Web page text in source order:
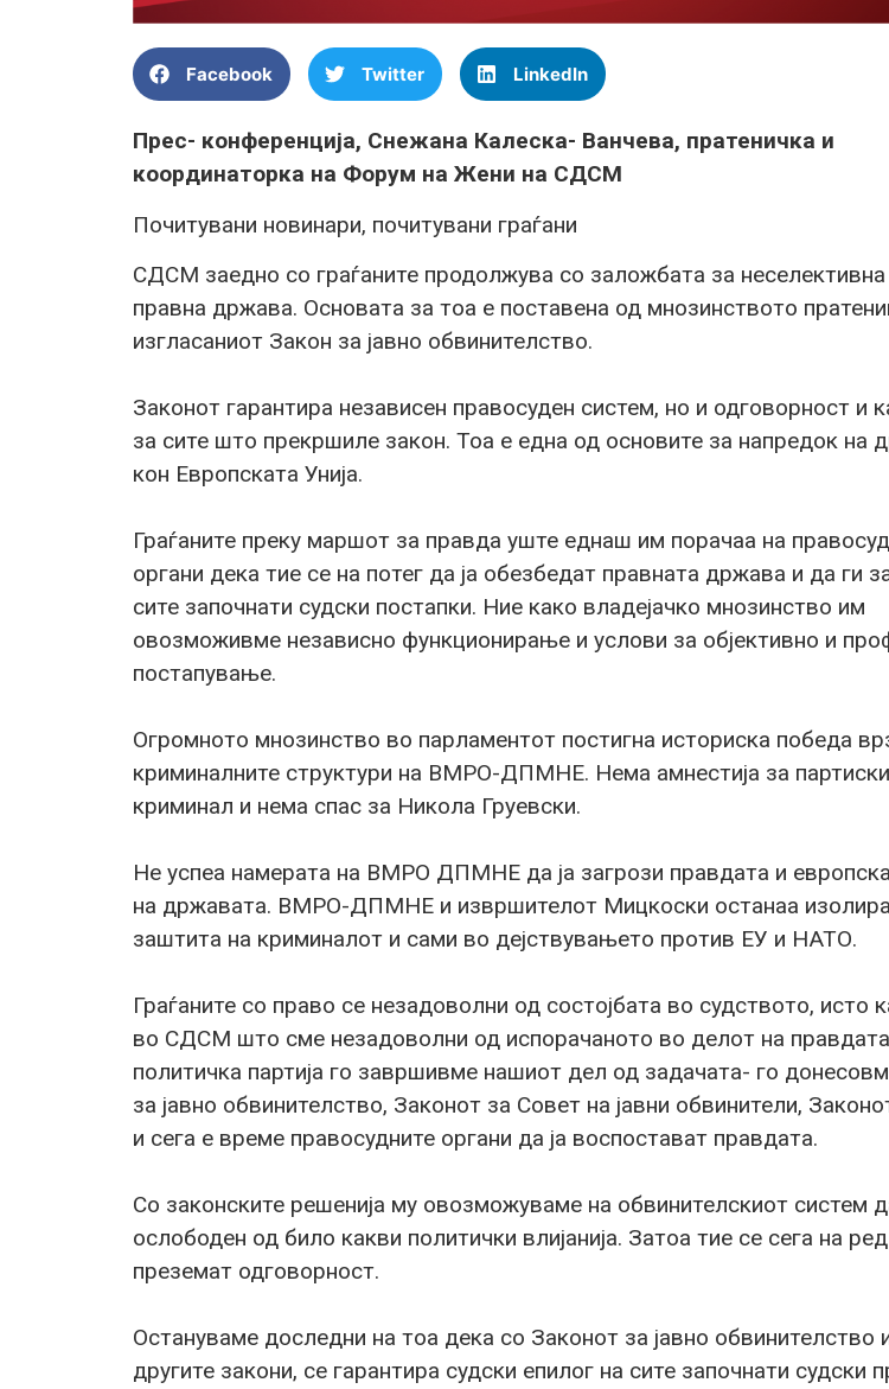
Facebook Twitter LinkedIn
Прес- конференција, Снежана Калеска- Ванчева, пратеничка и
координаторка на Форум на Жени на СДСМ
Почитувани новинари, почитувани граѓани
СДСМ заедно со граѓаните продолжува со заложбата за
правна држава. Основата за тоа е поставена од мнозинството
изгласаниот Закон за јавно обвинителство.
Законот гарантира независен правосуден систем, но и одговорност и
за сите што прекршиле закон. Тоа е една од основите за напредок на
кон Европската Унија.
Граѓаните преку маршот за правда уште еднаш им порачаа на
органи дека тие се на потег да ја обезбедат правната држава и да ги
сите започнати судски постапки. Ние како владејачко мнозинство им
овозможивме независно функционирање и услови за објективно и
постапување.
Oгромното мнозинство во парламентот постигна историска победа
криминалните структури на ВМРО-ДПМНЕ. Нема амнестија за
криминал и нема спас за Никола Груевски.
Не успеа намерата на ВМРО ДПМНЕ да ја загрози правдата и
на државата. ВМРО-ДПМНЕ и извршителот Мицкоски останаа
заштита на криминалот и сами во дејствувањето против ЕУ и НАТО.
Граѓаните со право се незадоволни од состојбата во судството, исто
во СДСМ што сме незадоволни од испорачаното во делот на
политичка партија го завршивме нашиот дел од задачата- го
за јавно обвинителство, Законот за Совет на јавни обвинители,
и сега е време правосудните органи да ја воспостават правдата.
Со законските решенија му овозможуваме на обвинителскиот систем
ослободен од било какви политички влијанија. Затоа тие се сега на
преземат одговорност.
Остануваме доследни на тоа дека со Законот за јавно обвинителство
другите закони, се гарантира судски епилог на сите започнати судски